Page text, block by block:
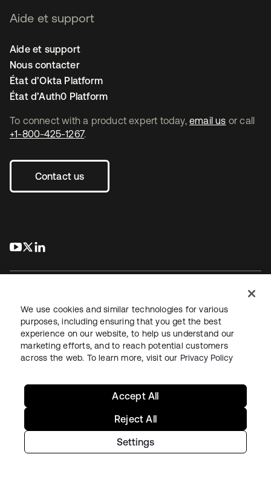
To connect with a product expert today, email us or call
+1-800-425-1267.
Contact us
s’ouvre dans un nouvel onglet
s’ouvre dans un nouvel onglet
Aide et support
Aide et support
Nous contacter
État d’Okta Platform
État d’Auth0 Platform
JuridiquePolitique de confidentialité
Conditions d’utilisation du siteSécuritéPlan du site
Paramètres des cookies
Copyright © 2026 Okta. Tous droits réservés.
We use cookies and similar technologies for various
purposes, including ensuring that you get the best
experience on our website, to help us understand our
marketing efforts, and to reach potential customers
across the web. To learn more, visit our Privacy Policy
Settings
Reject All
Accept All